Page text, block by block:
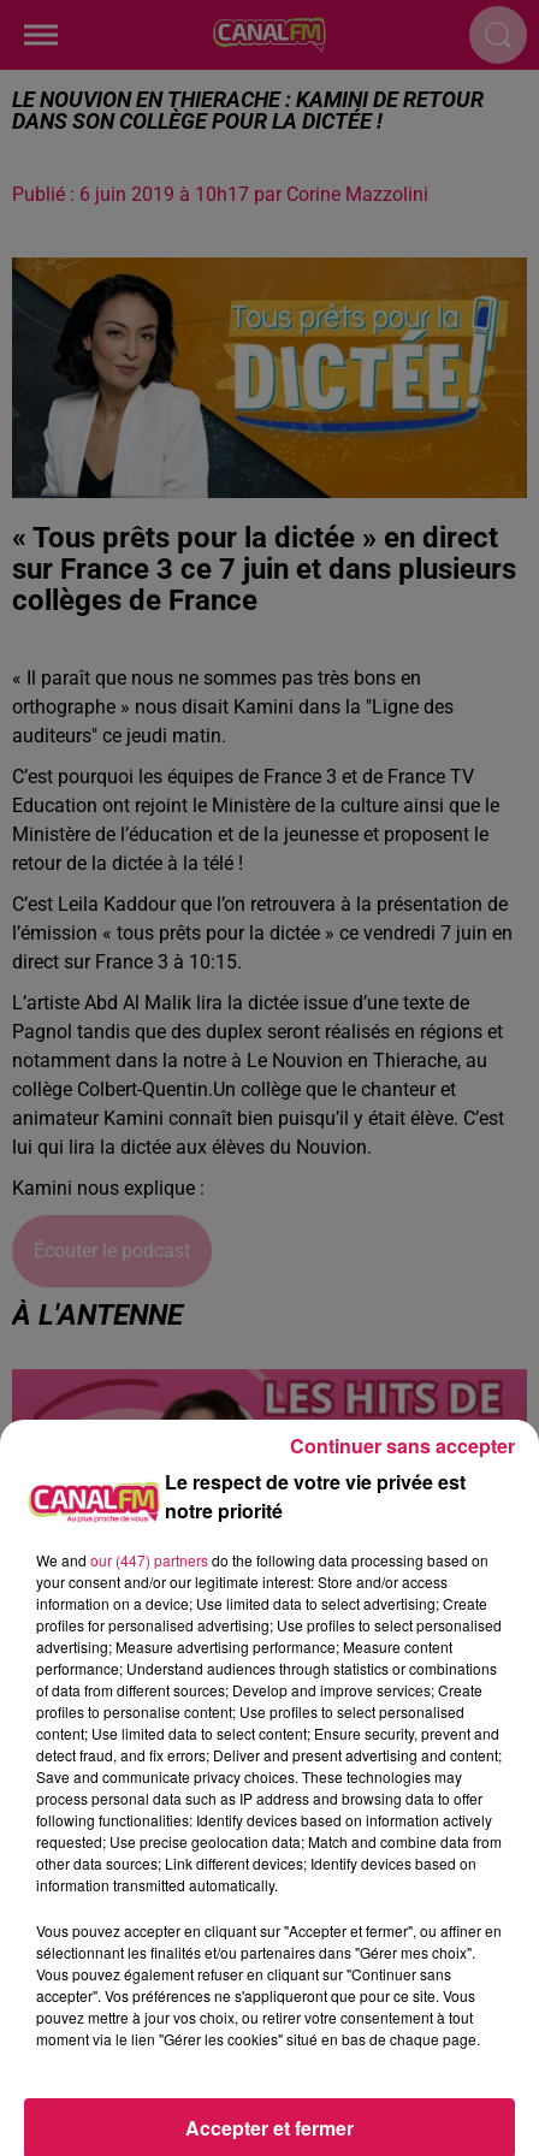
LE NOUVION EN THIERACHE : KAMINI DE RETOUR
DANS SON COLLÈGE POUR LA DICTÉE !
Publié : 6 juin 2019 à 10h17 par Corine Mazzolini
« Tous prêts pour la dictée » en direct
sur France 3 ce 7 juin et dans plusieurs
collèges de France
« Il paraît que nous ne sommes pas très bons en
orthographe » nous disait Kamini dans la "Ligne des
auditeurs" ce jeudi matin.
C’est pourquoi les équipes de France 3 et de France TV
Education ont rejoint le Ministère de la culture ainsi que le
Ministère de l’éducation et de la jeunesse et proposent le
retour de la dictée à la télé !
C’est Leila Kaddour que l’on retrouvera à la présentation de
l’émission « tous prêts pour la dictée » ce vendredi 7 juin en
direct sur France 3 à 10:15.
L’artiste Abd Al Malik lira la dictée issue d’une texte de
Pagnol tandis que des duplex seront réalisés en régions et
notamment dans la notre à Le Nouvion en Thierache, au
collège Colbert-Quentin.Un collège que le chanteur et
animateur Kamini connaît bien puisqu’il y était élève. C’est
lui qui lira la dictée aux élèves du Nouvion.
Kamini nous explique :
Écouter le podcast
À L'ANTENNE
13h00 - 16h00
Les hits de Canal FM
14h19
14h19
GIMS
Soleil
14h15
14h15
TINA TURNER
We Don't Need
Another
14h12
14h12
KEEN'V
Soleil Dans Ma Tête
Le respect de votre vie privée est
notre priorité
We and our (447) partnersdo the following data processing based on
your consent and/or our legitimate interest: Store and/or access
information on a device; Use limited data to select advertising; Create
profiles for personalised advertising; Use profiles to select personalised
advertising; Measure advertising performance; Measure content
performance; Understand audiences through statistics or combinations
of data from different sources; Develop and improve services; Create
profiles to personalise content; Use profiles to select personalised
content; Use limited data to select content; Ensure security, prevent and
detect fraud, and fix errors; Deliver and present advertising and content;
Save and communicate privacy choices. These technologies may
process personal data such as IP address and browsing data to offer
following functionalities: Identify devices based on information actively
requested; Use precise geolocation data; Match and combine data from
other data sources; Link different devices; Identify devices based on
information transmitted automatically.
Vous pouvez accepter en cliquant sur "Accepter et fermer", ou affiner en
sélectionnant les finalités et/ou partenaires dans "Gérer mes choix".
Vous pouvez également refuser en cliquant sur "Continuer sans
accepter". Vos préférences ne s'appliqueront que pour ce site. Vous
pouvez mettre à jour vos choix, ou retirer votre consentement à tout
moment via le lien "Gérer les cookies" situé en bas de chaque page.
Accepter et fermer
Continuer sans accepter